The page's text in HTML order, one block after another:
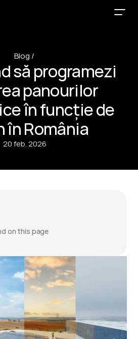
Blog /
să programezi
panourilor
în funcție de
în România
20 feb. 2026
on this page